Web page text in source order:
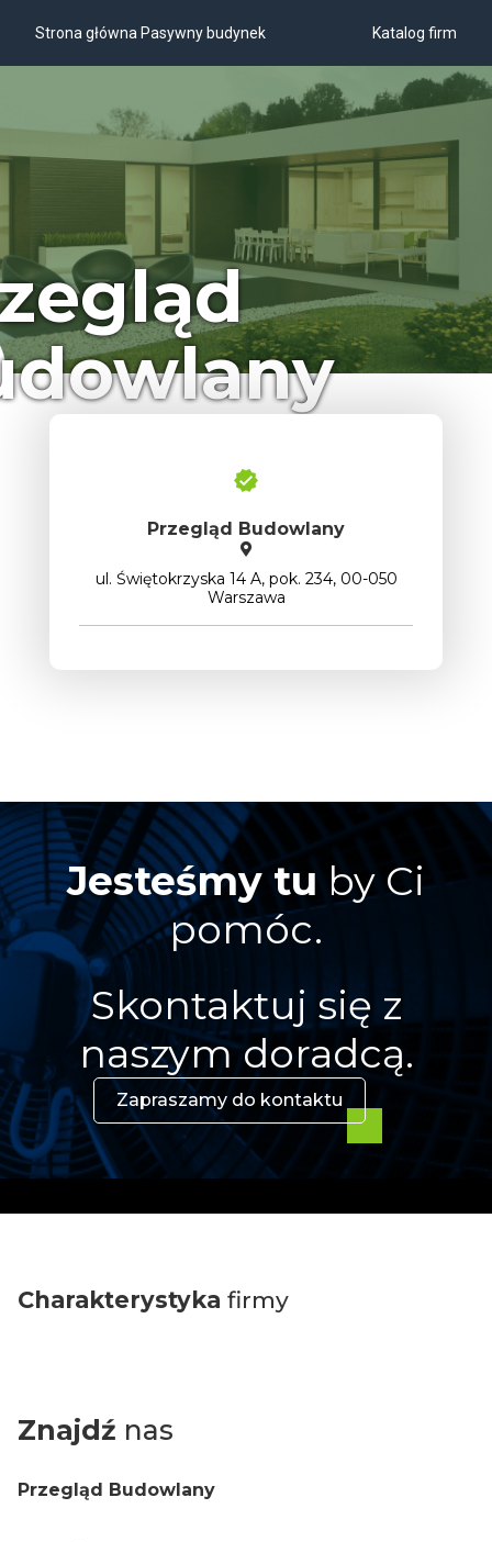
Strona główna Pasywny budynek Katalog firm
Przegląd Budowlany
ul. Świętokrzyska 14 A, pok. 234, 00-050
Warszawa
Jesteśmy tu by Ci
pomóc.
Skontaktuj się z
naszym doradcą.
Zapraszamy do kontaktu
Charakterystyka firmy
Znajdź nas
Przegląd Budowlany